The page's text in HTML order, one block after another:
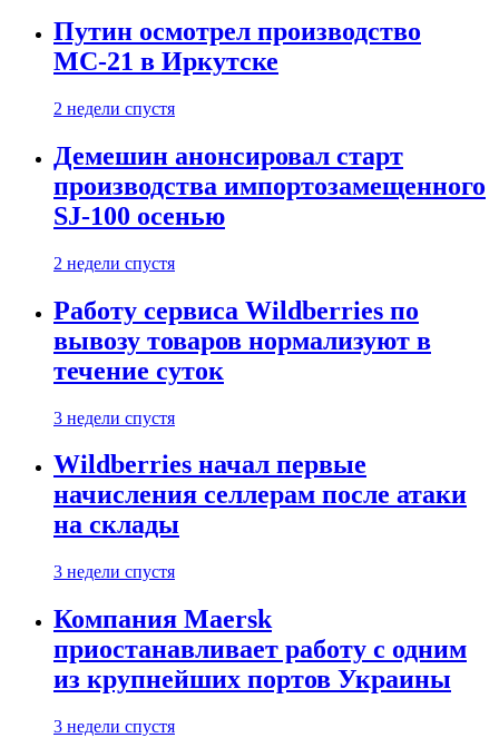
Путин осмотрел производство
МС-21 в Иркутске
2 недели спустя
Демешин анонсировал старт
производства импортозамещенного
SJ-100 осенью
2 недели спустя
Работу сервиса Wildberries по
вывозу товаров нормализуют в
течение суток
3 недели спустя
Wildberries начал первые
начисления селлерам после атаки
на склады
3 недели спустя
Компания Maersk
приостанавливает работу с одним
из крупнейших портов Украины
3 недели спустя